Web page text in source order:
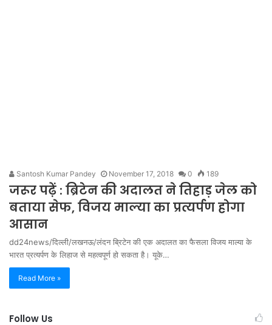
Santosh Kumar Pandey November 17, 2018 0 189
जरूर प​ढ़ें : ब्रिटेन की अदालत ने तिहाड़ जेल को
बताया सेफ, विजय माल्या का प्रत्यर्पण होगा
आसान
dd24news/दिल्ली/लखनऊ/लंदन ब्रिटेन की एक अदालत का फैसला विजय माल्या के
भारत प्रत्यर्पण के लिहाज से महत्वपूर्ण हो सकता है। यूके…
Read More »
Follow Us